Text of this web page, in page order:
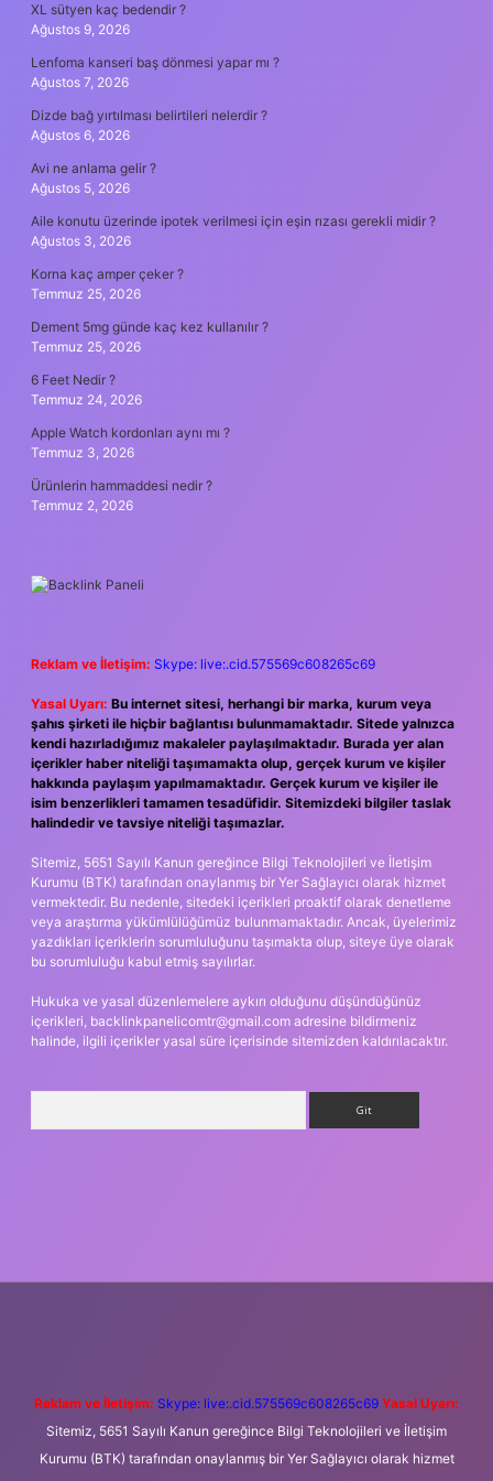
XL sütyen kaç bedendir ?
Ağustos 9, 2026
Lenfoma kanseri baş dönmesi yapar mı ?
Ağustos 7, 2026
Dizde bağ yırtılması belirtileri nelerdir ?
Ağustos 6, 2026
Avi ne anlama gelir ?
Ağustos 5, 2026
Aile konutu üzerinde ipotek verilmesi için eşin rızası gerekli midir ?
Ağustos 3, 2026
Korna kaç amper çeker ?
Temmuz 25, 2026
Dement 5mg günde kaç kez kullanılır ?
Temmuz 25, 2026
6 Feet Nedir ?
Temmuz 24, 2026
Apple Watch kordonları aynı mı ?
Temmuz 3, 2026
Ürünlerin hammaddesi nedir ?
Temmuz 2, 2026
Reklam ve İletişim: Skype: live:.cid.575569c608265c69
Yasal Uyarı: Bu internet sitesi, herhangi bir marka, kurum veya
şahıs şirketi ile hiçbir bağlantısı bulunmamaktadır. Sitede yalnızca
kendi hazırladığımız makaleler paylaşılmaktadır. Burada yer alan
içerikler haber niteliği taşımamakta olup, gerçek kurum ve kişiler
hakkında paylaşım yapılmamaktadır. Gerçek kurum ve kişiler ile
isim benzerlikleri tamamen tesadüfidir. Sitemizdeki bilgiler taslak
halindedir ve tavsiye niteliği taşımazlar.
Sitemiz, 5651 Sayılı Kanun gereğince Bilgi Teknolojileri ve İletişim
Kurumu (BTK) tarafından onaylanmış bir Yer Sağlayıcı olarak hizmet
vermektedir. Bu nedenle, sitedeki içerikleri proaktif olarak denetleme
veya araştırma yükümlülüğümüz bulunmamaktadır. Ancak, üyelerimiz
yazdıkları içeriklerin sorumluluğunu taşımakta olup, siteye üye olarak
bu sorumluluğu kabul etmiş sayılırlar.
Hukuka ve yasal düzenlemelere aykırı olduğunu düşündüğünüz
içerikleri, backlinkpanelicomtr@gmail.com adresine bildirmeniz
halinde, ilgili içerikler yasal süre içerisinde sitemizden kaldırılacaktır.
Reklam ve İletişim: Skype: live:.cid.575569c608265c69 Yasal Uyarı:
Sitemiz, 5651 Sayılı Kanun gereğince Bilgi Teknolojileri ve İletişim
Kurumu (BTK) tarafından onaylanmış bir Yer Sağlayıcı olarak hizmet